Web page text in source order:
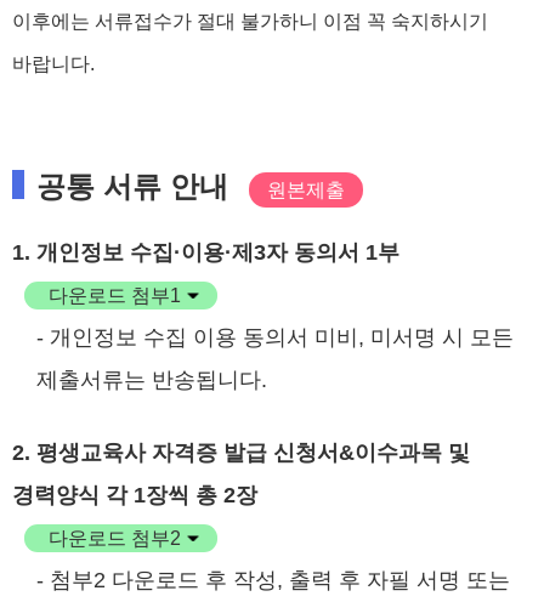
이후에는 서류접수가 절대 불가하니 이점 꼭 숙지하시기
바랍니다.
공통 서류 안내 원본제출
1. 개인정보 수집·이용·제3자 동의서 1부
다운로드 첨부1
- 개인정보 수집 이용 동의서 미비, 미서명 시 모든
제출서류는 반송됩니다.
2. 평생교육사 자격증 발급 신청서&이수과목 및
경력양식 각 1장씩 총 2장
다운로드 첨부2
- 첨부2 다운로드 후 작성, 출력 후 자필 서명 또는